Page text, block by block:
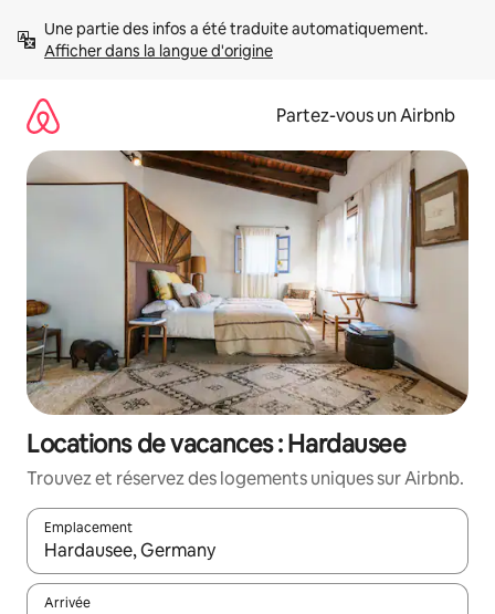
directement
Afficher dans la langue d'origine
Partez-vous un Airbnb
Locations de vacances : Hardausee
Trouvez et réservez des logements uniques sur Airbnb.
Emplacement
Quand les résultats sont affichés, parcourez-les en utilisant
Arrivée